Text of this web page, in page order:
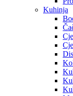
Kuhinja